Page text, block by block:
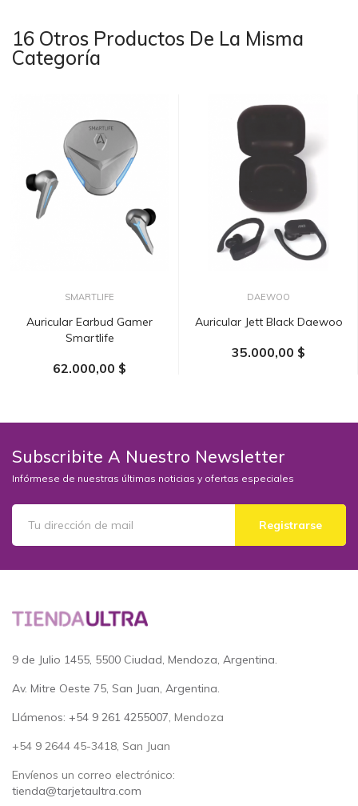
16 Otros Productos De La Misma
Categoría
SMARTLIFE
Auricular Earbud Gamer
Smartlife
62.000,00 $
DAEWOO
Auricular Jett Black Daewoo
35.000,00 $
Subscribite A Nuestro Newsletter
Infórmese de nuestras últimas noticias y ofertas especiales
Registrarse
9 de Julio 1455, 5500 Ciudad, Mendoza, Argentina.
Av. Mitre Oeste 75, San Juan, Argentina.
Llámenos: +54 9 261 4255007, Mendoza
+54 9 2644 45-3418, San Juan
Envíenos un correo electrónico:
tienda@tarjetaultra.com